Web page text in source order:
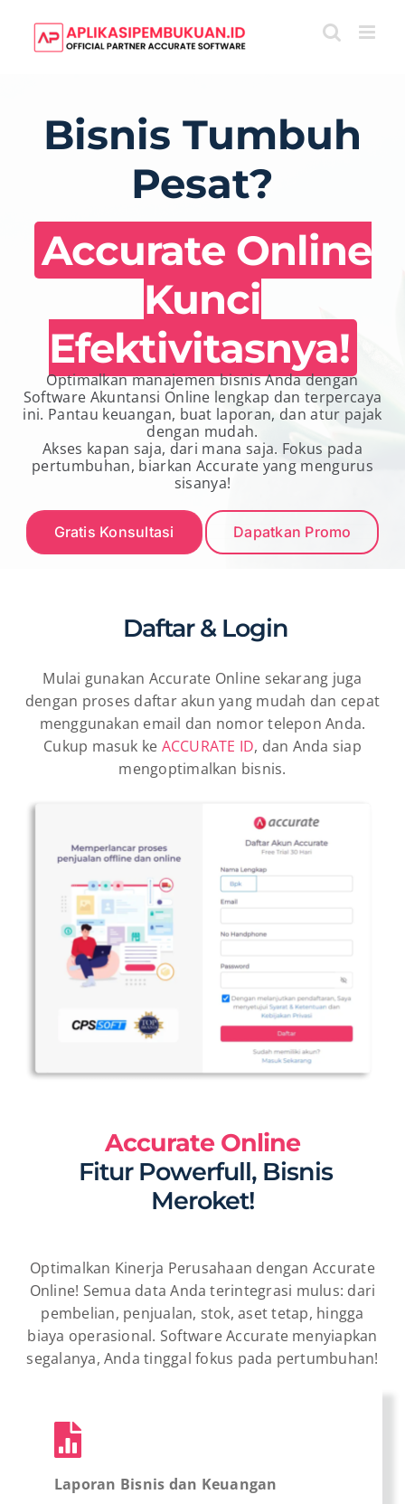
content
Bisnis Tumbuh
Pesat?
Accurate Online
Kunci
Efektivitasnya!
Optimalkan manajemen bisnis Anda dengan
Software Akuntansi Online lengkap dan terpercaya
ini. Pantau keuangan, buat laporan, dan atur pajak
dengan mudah.
Akses kapan saja, dari mana saja. Fokus pada
pertumbuhan, biarkan Accurate yang mengurus
sisanya!
Gratis Konsultasi Dapatkan Promo
Daftar & Login
Mulai gunakan Accurate Online sekarang juga
dengan proses daftar akun yang mudah dan cepat
menggunakan email dan nomor telepon Anda.
Cukup masuk ke ACCURATE ID, dan Anda siap
mengoptimalkan bisnis.
Accurate Online
Fitur Powerfull, Bisnis
Meroket!
Optimalkan Kinerja Perusahaan dengan Accurate
Online! Semua data Anda terintegrasi mulus: dari
pembelian, penjualan, stok, aset tetap, hingga
biaya operasional. Software Accurate menyiapkan
segalanya, Anda tinggal fokus pada pertumbuhan!
Laporan Bisnis dan Keuangan